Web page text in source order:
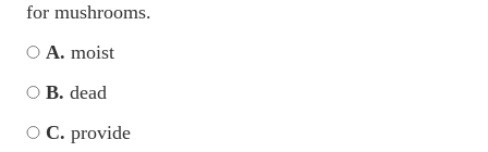
for mushrooms.
A. moist
B. dead
C. provide